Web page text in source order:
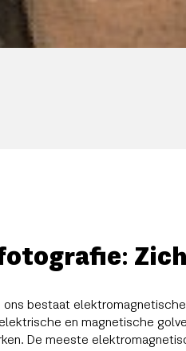
ons bestaat
en magnetische
De meeste